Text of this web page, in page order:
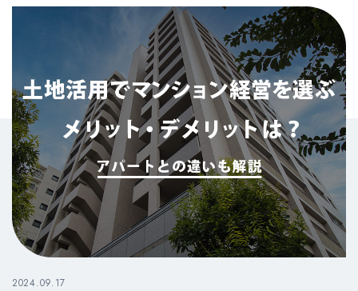
2024.09.17